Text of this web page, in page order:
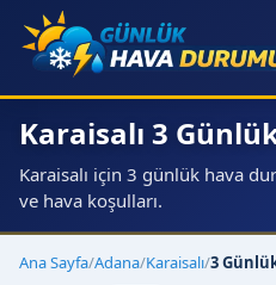
Karaisalı 3
Karaisalı için 3 günlük hava
ve hava koşulları.
Ana Sayfa/Adana/Karaisalı/3